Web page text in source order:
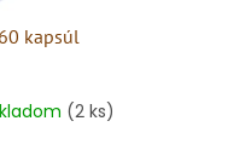
kapsúl
(2 ks)